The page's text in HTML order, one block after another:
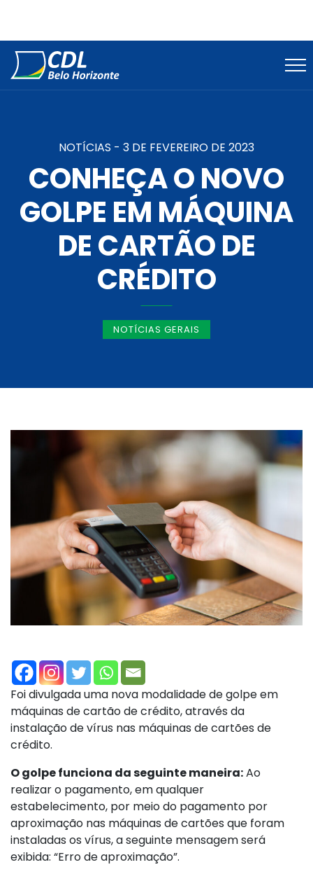
NOTÍCIAS - 3 DE FEVEREIRO DE 2023
CONHEÇA O NOVO
GOLPE EM MÁQUINA
DE CARTÃO DE
CRÉDITO
NOTÍCIAS GERAIS
Foi divulgada uma nova modalidade de golpe em
máquinas de cartão de crédito, através da
instalação de vírus nas máquinas de cartões de
crédito.
O golpe funciona da seguinte maneira:Ao
realizar o pagamento, em qualquer
estabelecimento, por meio do pagamento por
aproximação nas máquinas de cartões que foram
instaladas os vírus, a seguinte mensagem será
exibida: “Erro de aproximação”.